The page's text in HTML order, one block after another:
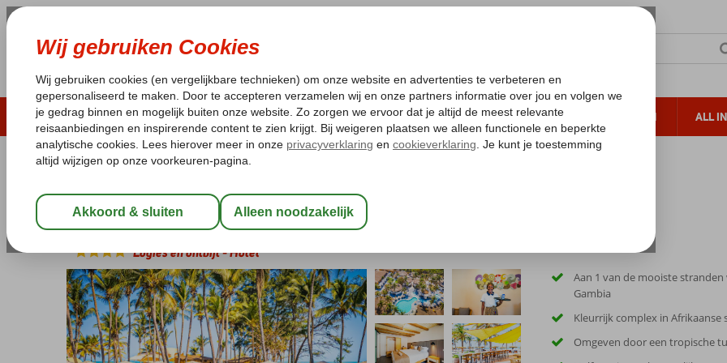
ZOMER 2026 LAST MINUTES WINTERZON ZONVAKANTIES VERRE REIZEN ALL
Laagsteprijsgarantie* Geen fueltoeslag Gratis annuleren*
Home
Gambia West Gambia Kotu Palm Beach Resort
Palm Beach Resort
Logies en ontbijt-Hotel
Aan 1 van de mooiste stranden
Gambia
Kleurrijk complex in Afrikaanse
Omgeven door een tropische